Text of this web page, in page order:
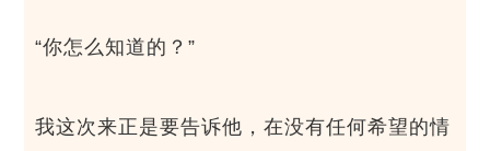
“你怎么知道的？”
我这次来正是要告诉他，在没有任何希望的情